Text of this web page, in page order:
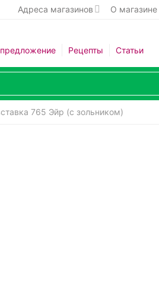
Адреса магазинов О магазине
Рецепты Статьи
765 Эйр (с зольником)